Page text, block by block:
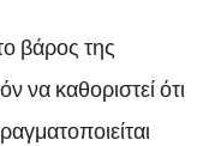
βάρος της
να καθοριστεί ότι